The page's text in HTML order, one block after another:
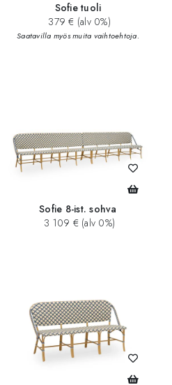
Sofie tuoli
379 € (alv 0%)
Saatavilla myös muita vaihtoehtoja.
Sofie 8-ist. sohva
3 109 € (alv 0%)